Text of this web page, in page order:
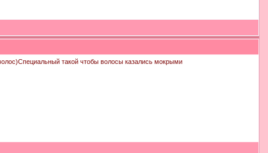
такой чтобы волосы казались мокрыми